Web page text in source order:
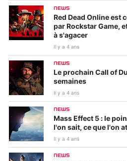
NEWS
Red Dead Online est
par Rockstar Game,
à s'agacer
Il y a 4 ans
NEWS
Le prochain Call of
semaines
Il y a 4 ans
NEWS
Mass Effect 5 : le
l'on sait, ce que l'on
Il y a 4 ans
NEWS